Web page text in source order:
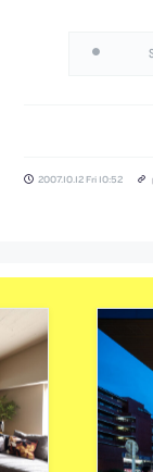
2007.10.12 Fri 10:52